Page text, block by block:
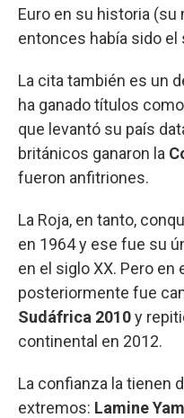
Euro en su historia
entonces había sido
La cita también es un
ha ganado títulos
que levantó su país
británicos ganaron la
fueron anfitriones.
La Roja, en tanto,
en 1964 y ese fue su
en el siglo XX. Pero en
posteriormente fue
Sudáfrica 2010y
continental en 2012.
La confianza la tienen
extremos: Lamine